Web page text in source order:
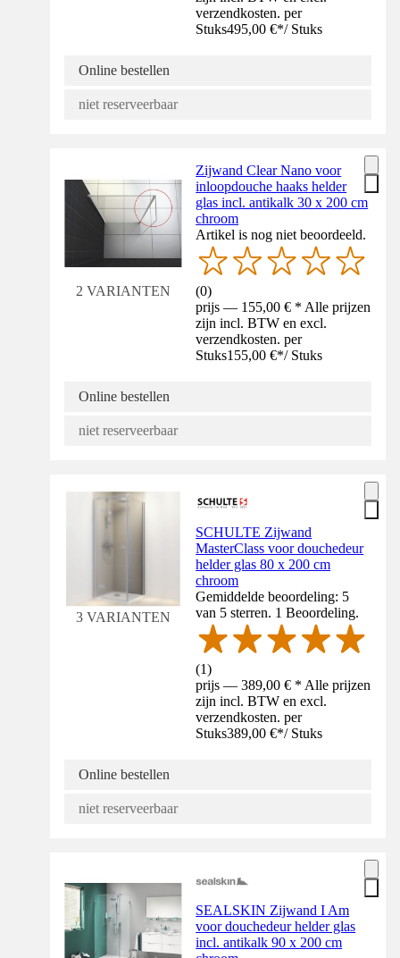
verzendkosten. per
Stuks495,00 €*/ Stuks
Online bestellen
niet reserveerbaar
2 VARIANTEN
Zijwand Clear Nano voor
inloopdouche haaks helder
glas incl. antikalk 30 x 200 cm
chroom
Artikel is nog niet beoordeeld.
(0)
prijs — 155,00 € * Alle prijzen
zijn incl. BTW en excl.
verzendkosten. per
Stuks155,00 €*/ Stuks
Online bestellen
niet reserveerbaar
3 VARIANTEN
SCHULTE Zijwand
MasterClass voor douchedeur
helder glas 80 x 200 cm
chroom
Gemiddelde beoordeling: 5
van 5 sterren. 1 Beoordeling.
(1)
prijs — 389,00 € * Alle prijzen
zijn incl. BTW en excl.
verzendkosten. per
Stuks389,00 €*/ Stuks
Online bestellen
niet reserveerbaar
SEALSKIN Zijwand I Am
voor douchedeur helder glas
incl. antikalk 90 x 200 cm